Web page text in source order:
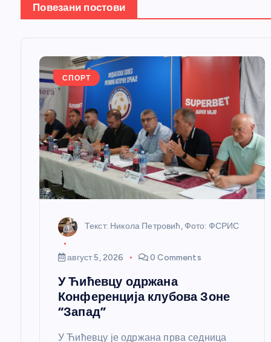
Повезани постови
СПОРТ
Текст: Никола Петровић, Фото: ФСРИС
август 5, 2026 0 Comments
У Ћићевцу одржана
Конференција клубова Зоне
“Запад”
У Ћићевцу је одржана прва седница